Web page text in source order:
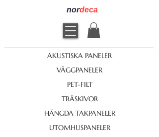
nordeca
AKUSTISKA PANELER
VÄGGPANELER
PET-FILT
TRÄSKIVOR
HÄNGDA TAKPANELER
UTOMHUSPANELER